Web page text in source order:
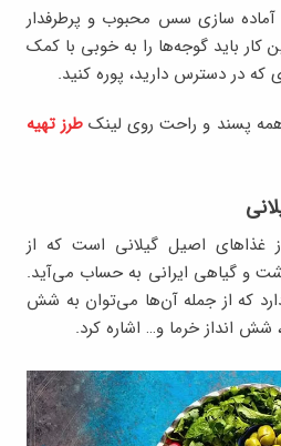
آماده سازی سس محبوب و‌ پرطرفدار
کار باید گوجه‌ها را به خوبی با کمک
که در دسترس دارید، پوره کنید.
پسند و راحت روی لینک طرز تهیه
اصیل گیلانی است که از
و گیاهی ایرانی به حساب می‌آید.
که از جمله آن‌ها می‌توان به شش
شش انداز خرما و… اشاره کرد.